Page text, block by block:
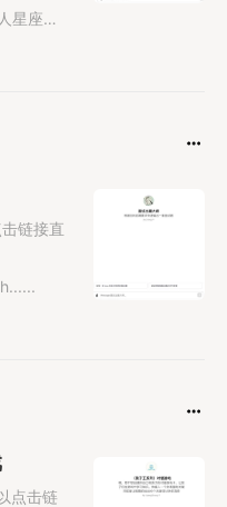
星座信
验的互
链接直
点击链